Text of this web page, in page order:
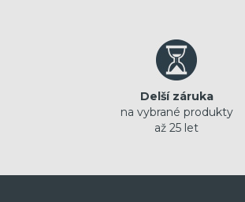
Delší záruka
na vybrané produkty
až 25 let